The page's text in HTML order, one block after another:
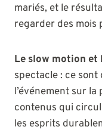
mariés, et le
regarder des mois
Le slow motion et
spectacle : ce
l’événement sur
contenus qui
les esprits